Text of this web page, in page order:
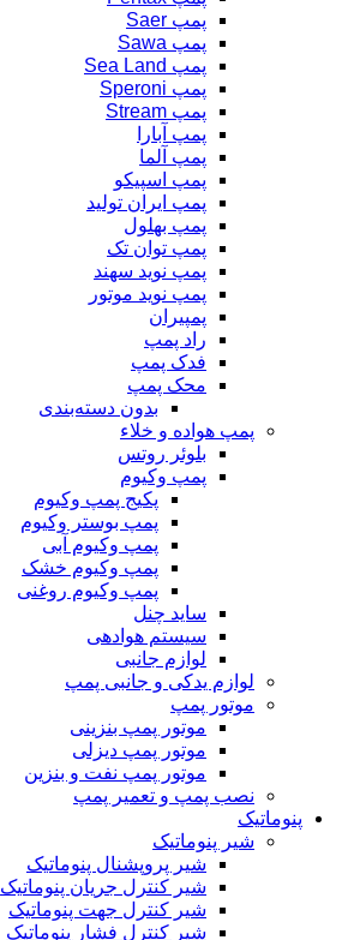
پمپ Saer
پمپ Sawa
پمپ Sea Land
پمپ Speroni
پمپ Stream
پمپ آبارا
پمپ آلما
پمپ اسپیکو
پمپ ایران تولید
پمپ بهلول
پمپ توان تک
پمپ نوید سهند
پمپ نوید موتور
پمپیران
راد پمپ
فدک پمپ
محک پمپ
بدون دسته‌بندی
پمپ هواده و خلاء
بلوئر روتس
پمپ وکیوم
پکیج پمپ وکیوم
پمپ بوستر وکیوم
پمپ وکیوم آبی
پمپ وکیوم خشک
پمپ وکیوم روغنی
ساید چنل
سیستم هوادهی
لوازم جانبی
لوازم یدکی و جانبی پمپ
موتور پمپ
موتور پمپ بنزینی
موتور پمپ دیزلی
موتور پمپ نفت و بنزین
نصب پمپ و تعمیر پمپ
پنوماتیک
شیر پنوماتیک
شیر پروپشنال پنوماتیک
شیر کنترل جریان پنوماتیک
شیر کنترل جهت پنوماتیک
شیر کنترل فشار پنوماتیک